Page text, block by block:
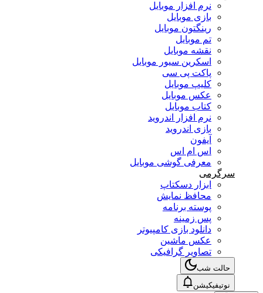
نرم افزار موبایل
بازی موبایل
رینگتون موبایل
تم موبایل
نقشه موبایل
اسکرین سیور موبایل
پاکت پی سی
کلیپ موبایل
عکس موبایل
کتاب موبایل
نرم افزار اندروید
بازی اندروید
آیفون
اس ام اس
معرفی گوشی موبایل
سرگرمی
ابزار دسکتاپ
محافظ نمایش
پوسته برنامه
پس زمینه
دانلود بازی کامپیوتر
عکس ماشین
تصاویر گرافیکی
حالت شب
نوتیفیکیشن